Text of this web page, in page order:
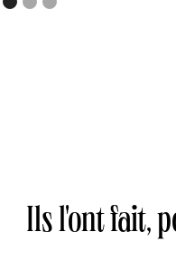
Ils l'ont fait,